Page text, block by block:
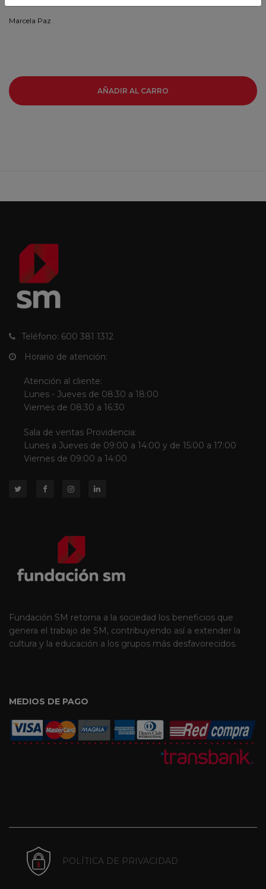
Marcela Paz
AÑADIR AL CARRO
Teléfono: 600 381 1312
Horario de atención:
Atención al cliente:
Lunes - Jueves de 08:30 a 18:00
Viernes de 08:30 a 16:30
Sala de ventas Providencia:
Lunes a Jueves de 09:00 a 14:00 y de 15:00 a 17:00
Viernes de 09:00 a 14:00
Fundación SM retorna a la sociedad los beneficios que
genera el trabajo de SM, contribuyendo así a extender la
cultura y la educación a los grupos más desfavorecidos.
MEDIOS DE PAGO
POLÍTICA DE PRIVACIDAD